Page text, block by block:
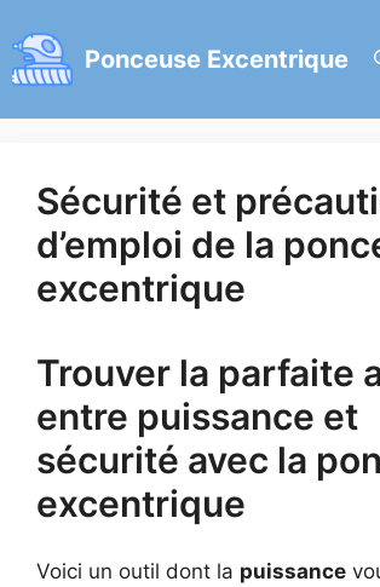
au
contenu Ponceuse Excentrique
Sécurité et
d’emploi de la
excentrique
Trouver la parfaite
entre puissance et
sécurité avec la
excentrique
Voici un outil dont la puissance